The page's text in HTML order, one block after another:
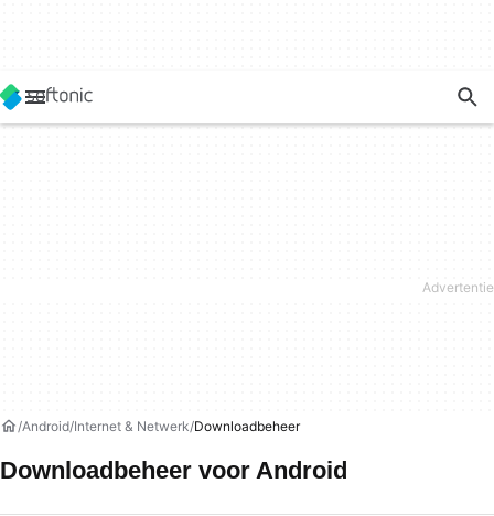
Android Internet & Netwerk Downloadbeheer
Downloadbeheer voor Android